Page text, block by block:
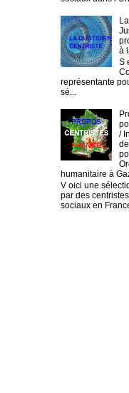
à
S
représentante
sé...
/
humanitaire à
V oici une
par des
sociaux en